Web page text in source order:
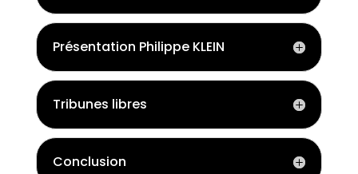
Présentation Philippe KLEIN
Tribunes libres
Conclusion